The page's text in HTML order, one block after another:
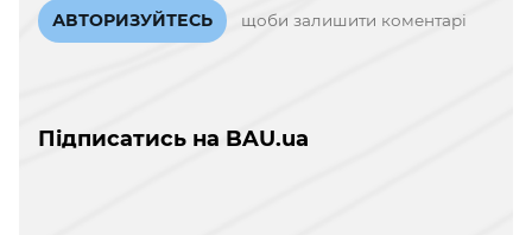
АВТОРИЗУЙТЕСЬ щоби залишити коментарі
Підписатись на BAU.ua